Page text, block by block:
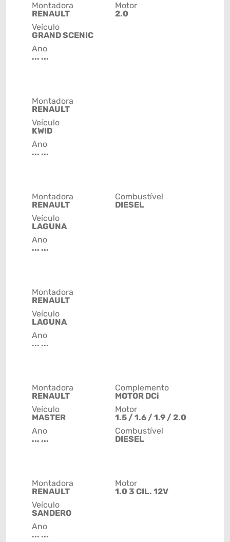
Montadora
RENAULT
Veículo
GRAND SCENIC
Ano
... ...
Motor
2.0
Montadora
RENAULT
Veículo
KWID
Ano
... ...
Montadora
RENAULT
Veículo
LAGUNA
Ano
... ...
Combustível
DIESEL
Montadora
RENAULT
Veículo
LAGUNA
Ano
... ...
Montadora
RENAULT
Veículo
MASTER
Ano
... ...
Complemento
MOTOR DCi
Motor
1.5 / 1.6 / 1.9 / 2.0
Combustível
DIESEL
Montadora
RENAULT
Veículo
SANDERO
Ano
... ...
Motor
1.0 3 CIL. 12V